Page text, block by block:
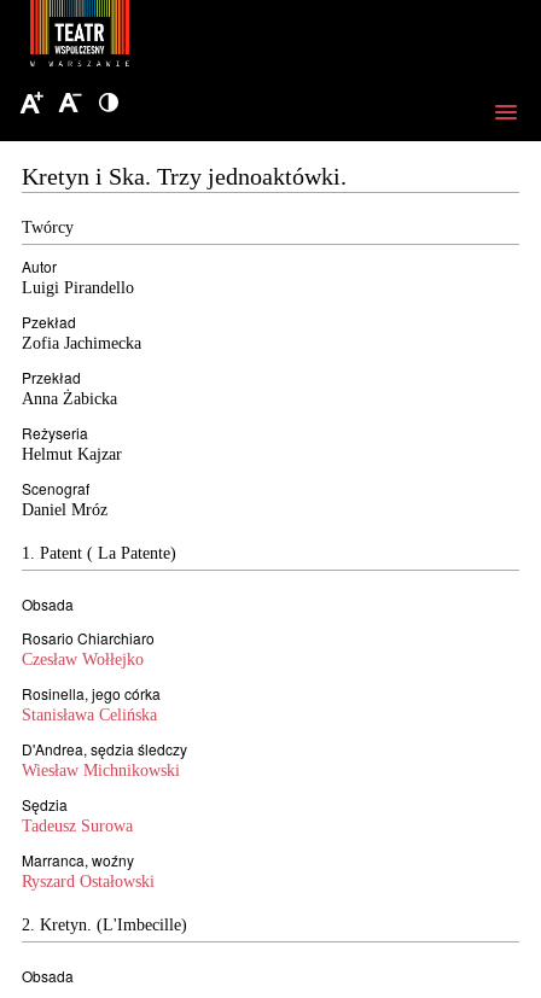
Kretyn i Ska. Trzy jednoaktówki.
Twórcy
Autor
Luigi Pirandello
Pzekład
Zofia Jachimecka
Przekład
Anna Żabicka
Reżyseria
Helmut Kajzar
Scenograf
Daniel Mróz
1. Patent ( La Patente)
Obsada
Rosario Chiarchiaro
Czesław Wołłejko
Rosinella, jego córka
Stanisława Celińska
D'Andrea, sędzia śledczy
Wiesław Michnikowski
Sędzia
Tadeusz Surowa
Marranca, woźny
Ryszard Ostałowski
2. Kretyn. (L'Imbecille)
Obsada